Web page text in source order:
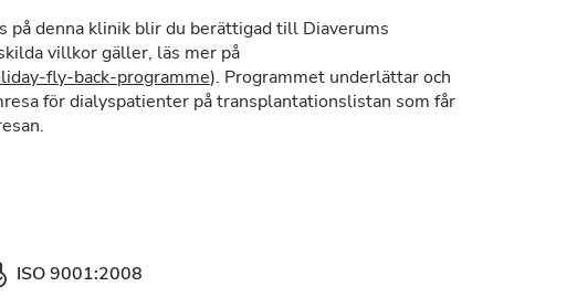
på denna klinik blir du berättigad till Diaverums
villkor gäller, läs mer på
fly-back-programme). Programmet underlättar och
för dialyspatienter på transplantationslistan som får
ISO 9001:2008